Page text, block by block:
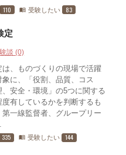
110 menu_book 受験したい 83
定
談 (0)
、ものづくりの現場で活躍
に、「役割、品質、コス
、安全・環境」の5つに関する
有しているかを判断するも
一線監督者、グループリー
335 menu_book 受験したい 144